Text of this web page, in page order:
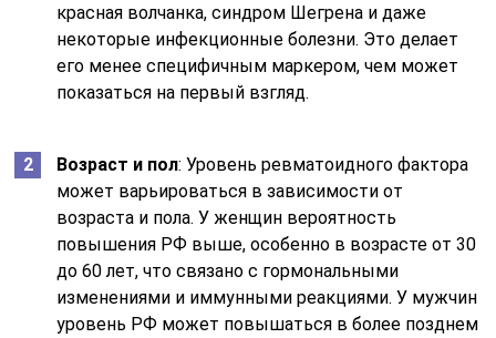
красная волчанка, синдром Шегрена и даже
некоторые инфекционные болезни. Это делает
его менее специфичным маркером, чем может
показаться на первый взгляд.
Возраст и пол: Уровень ревматоидного фактора
может варьироваться в зависимости от
возраста и пола. У женщин вероятность
повышения РФ выше, особенно в возрасте от 30
до 60 лет, что связано с гормональными
изменениями и иммунными реакциями. У мужчин
уровень РФ может повышаться в более позднем